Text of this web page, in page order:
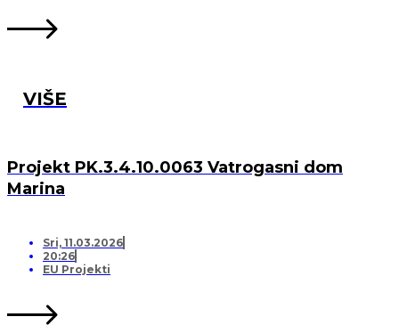
VIŠE
Projekt PK.3.4.10.0063 Vatrogasni dom
Marina
Sri, 11.03.2026
20:26
EU Projekti